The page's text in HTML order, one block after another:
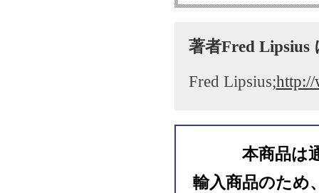
著者Fred Lipsius
Fred Lipsius;http://
本商品は
輸入商品のため